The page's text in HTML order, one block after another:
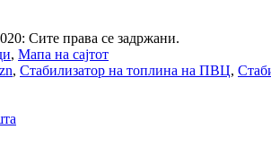
Сите права се задржани.
, Мапа на сајтот
, Стабилизатор на топлина на ПВЦ,